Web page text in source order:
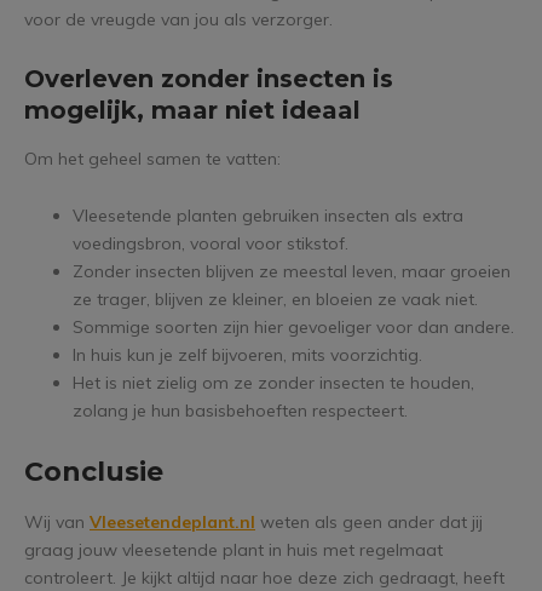
voor de vreugde van jou als verzorger.
Overleven zonder insecten is
mogelijk, maar niet ideaal
Om het geheel samen te vatten:
Vleesetende planten gebruiken insecten als extra
voedingsbron, vooral voor stikstof.
Zonder insecten blijven ze meestal leven, maar groeien
ze trager, blijven ze kleiner, en bloeien ze vaak niet.
Sommige soorten zijn hier gevoeliger voor dan andere.
In huis kun je zelf bijvoeren, mits voorzichtig.
Het is niet zielig om ze zonder insecten te houden,
zolang je hun basisbehoeften respecteert.
Conclusie
Wij van Vleesetendeplant.nl weten als geen ander dat jij
graag jouw vleesetende plant in huis met regelmaat
controleert. Je kijkt altijd naar hoe deze zich gedraagt, heeft